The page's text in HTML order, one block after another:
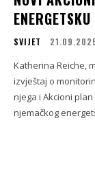
SVIJET
Katherina Reiche,
izvještaj o
njega i Akcioni
njemačkog